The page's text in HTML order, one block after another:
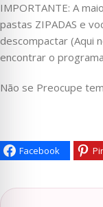
IMPORTANTE: A
pastas ZIPADAS e
descompactar (Aqui
encontrar o
Não se Preocupe
Facebook